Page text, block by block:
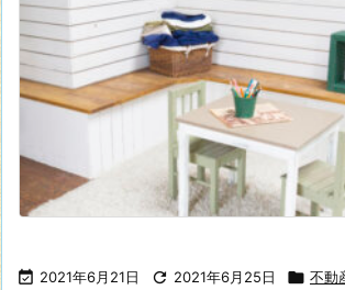
 2021年6月21日  2021年6月25日  不動